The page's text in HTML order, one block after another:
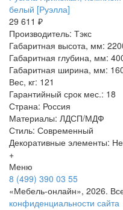
белый [Руэлла]
29 611 ₽
Производитель: Тэкс
Габаритная высота, мм:
Габаритная глубина, мм:
Габаритная ширина, мм:
Вес, кг: 121
Гарантийный срок мес.: 18
Страна: Россия
Материалы: ЛДСП/МДФ
Стиль: Современный
Декоративные элементы:
+
Меню
8 (499) 390 03 55
«Мебель-онлайн», 2026.
конфиденциальности сайта